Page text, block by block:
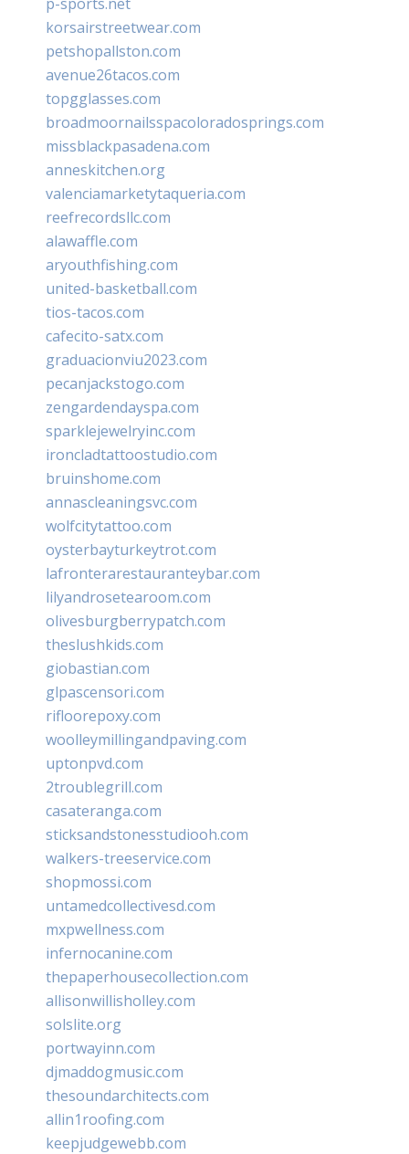
korsairstreetwear.com
petshopallston.com
avenue26tacos.com
topgglasses.com
broadmoornailsspacoloradosprings.com
missblackpasadena.com
anneskitchen.org
valenciamarketytaqueria.com
reefrecordsllc.com
alawaffle.com
aryouthfishing.com
united-basketball.com
tios-tacos.com
cafecito-satx.com
graduacionviu2023.com
pecanjackstogo.com
zengardendayspa.com
sparklejewelryinc.com
ironcladtattoostudio.com
bruinshome.com
annascleaningsvc.com
wolfcitytattoo.com
oysterbayturkeytrot.com
lafronterarestauranteybar.com
lilyandrosetearoom.com
olivesburgberrypatch.com
theslushkids.com
giobastian.com
glpascensori.com
rifloorepoxy.com
woolleymillingandpaving.com
uptonpvd.com
2troublegrill.com
casateranga.com
sticksandstonesstudiooh.com
walkers-treeservice.com
shopmossi.com
untamedcollectivesd.com
mxpwellness.com
infernocanine.com
thepaperhousecollection.com
allisonwillisholley.com
solslite.org
portwayinn.com
djmaddogmusic.com
thesoundarchitects.com
allin1roofing.com
keepjudgewebb.com